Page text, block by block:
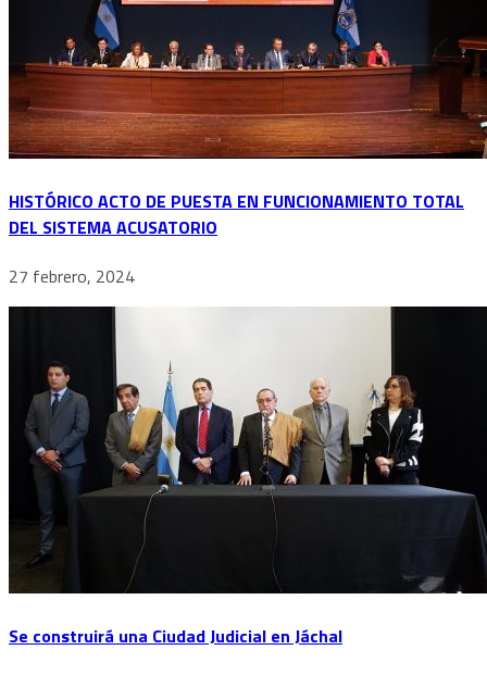
HISTÓRICO ACTO DE PUESTA EN FUNCIONAMIENTO TOTAL
DEL SISTEMA ACUSATORIO
27 febrero, 2024
Se construirá una Ciudad Judicial en Jáchal